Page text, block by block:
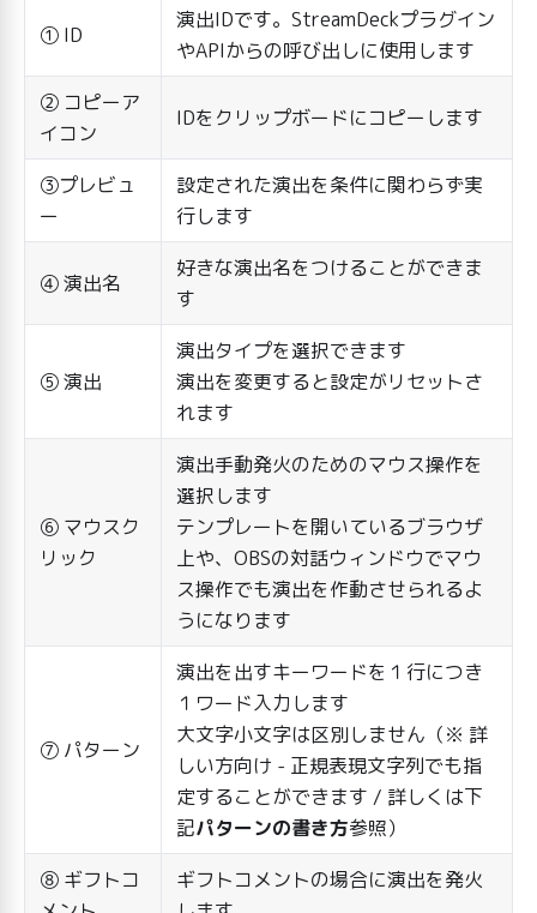
① ID
演出IDです。StreamDeckプラグイン
やAPIからの呼び出しに使用します
② コピーア
イコン
IDをクリップボードにコピーします
③プレビュ
ー
設定された演出を条件に関わらず実
行します
④ 演出名
好きな演出名をつけることができま
す
⑤ 演出
演出タイプを選択できます
演出を変更すると設定がリセットさ
れます
⑥ マウスク
リック
演出手動発火のためのマウス操作を
選択します
テンプレートを開いているブラウザ
上や、OBSの対話ウィンドウでマウ
ス操作でも演出を作動させられるよ
うになります
⑦ パターン
演出を出すキーワードを１行につき
１ワード入力します
大文字小文字は区別しません（※ 詳
しい方向け - 正規表現文字列でも指
定することができます / 詳しくは下
記パターンの書き方参照）
⑧ ギフトコ
ギフトコメントの場合に演出を発火